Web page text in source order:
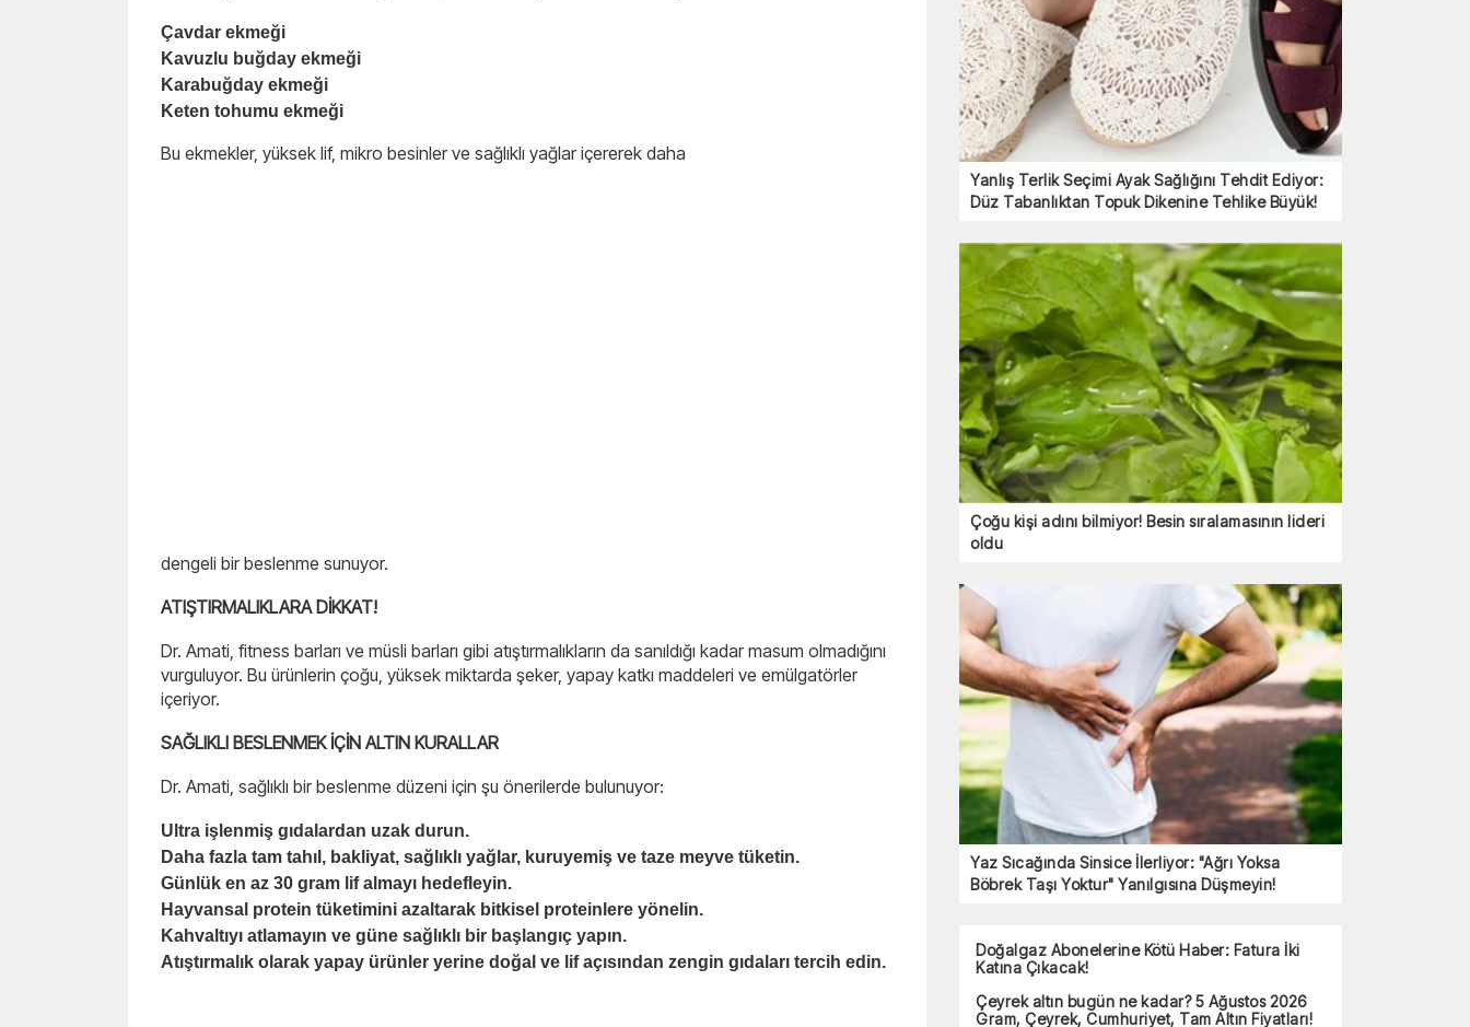
Çavdar ekmeği
Kavuzlu buğday ekmeği
Karabuğday ekmeği
Keten tohumu ekmeği
Bu ekmekler, yüksek lif, mikro besinler ve sağlıklı yağlar içererek daha
dengeli bir beslenme sunuyor.
ATIŞTIRMALIKLARA DİKKAT!
Dr. Amati, fitness barları ve müsli barları gibi atıştırmalıkların da sanıldığı kadar masum olmadığını
vurguluyor. Bu ürünlerin çoğu, yüksek miktarda şeker, yapay katkı maddeleri ve emülgatörler
içeriyor.
SAĞLIKLI BESLENMEK İÇİN ALTIN KURALLAR
Dr. Amati, sağlıklı bir beslenme düzeni için şu önerilerde bulunuyor:
Ultra işlenmiş gıdalardan uzak durun.
Daha fazla tam tahıl, bakliyat, sağlıklı yağlar, kuruyemiş ve taze meyve tüketin.
Günlük en az 30 gram lif almayı hedefleyin.
Hayvansal protein tüketimini azaltarak bitkisel proteinlere yönelin.
Kahvaltıyı atlamayın ve güne sağlıklı bir başlangıç yapın.
Atıştırmalık olarak yapay ürünler yerine doğal ve lif açısından zengin gıdaları tercih edin.
Yanlış Terlik Seçimi Ayak Sağlığını Tehdit Ediyor:
Düz Tabanlıktan Topuk Dikenine Tehlike Büyük!
Çoğu kişi adını bilmiyor! Besin sıralamasının lideri
oldu
Yaz Sıcağında Sinsice İlerliyor: "Ağrı Yoksa
Böbrek Taşı Yoktur" Yanılgısına Düşmeyin!
Doğalgaz Abonelerine Kötü Haber: Fatura İki
Katına Çıkacak!
Çeyrek altın bugün ne kadar? 5 Ağustos 2026
Gram, Çeyrek, Cumhuriyet, Tam Altın Fiyatları!